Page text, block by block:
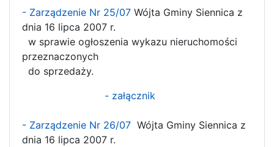
- Zarządzenie Nr 25/07 Wójta Gminy Siennica z
dnia 16 lipca 2007 r.
w sprawie ogłoszenia wykazu nieruchomości
przeznaczonych
do sprzedaży.
- załącznik
- Zarządzenie Nr 26/07 Wójta Gminy Siennica z
dnia 16 lipca 2007 r.